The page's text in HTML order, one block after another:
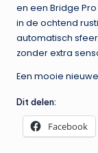
en een Bridge
in de ochtend
automatisch
zonder extra
Een mooie
Dit delen:
Facebook